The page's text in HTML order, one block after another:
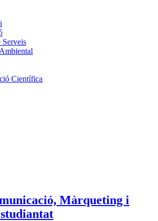
Serveis
Científica
Màrqueting i